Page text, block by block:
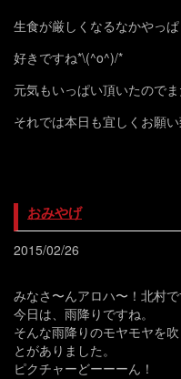
生食が厳しくなるなかやっ
好きですね*\(^o^)/*
元気もいっぱい頂いたので
それでは本日も宜しくお願
おみやげ
2015/02/26
みなさ〜んアロハ〜！北村で
今日は、雨降りですね。
そんな雨降りのモヤモヤを
とがありました。
ピクチャーどーーーん！